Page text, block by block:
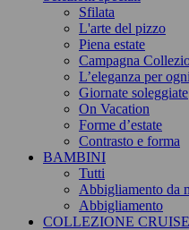
Sfilata
L'arte del pizzo
Piena estate
Campagna
L’eleganza per
Giornate soleggiate
On Vacation
Forme d’estate
Contrasto e forma
BAMBINI
Tutti
Abbigliamento da
Abbigliamento
COLLEZIONE